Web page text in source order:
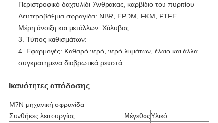
Περιστροφικό δαχτυλίδι: Άνθρακας, καρβίδιο του πυριτίου
Δευτεροβάθμια σφραγίδα: NBR, EPDM, FKM, PTFE
Μέρη άνοιξη και μετάλλων: Χάλυβας
3. Τύπος καθισμάτων:
4. Εφαρμογές: Καθαρό νερό, νερό λυμάτων, έλαιο και άλλα
συγκρατημένα διαβρωτικά ρευστά
Ικανότητες απόδοσης
M7N μηχανική σφραγίδα
Συνθήκες λειτουργίας
ΜέγεθοςΥλικό